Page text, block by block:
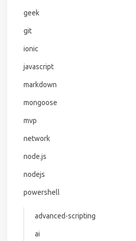
geek
git
ionic
javascript
markdown
mongoose
mvp
network
node.js
nodejs
powershell
advanced-scripting
ai